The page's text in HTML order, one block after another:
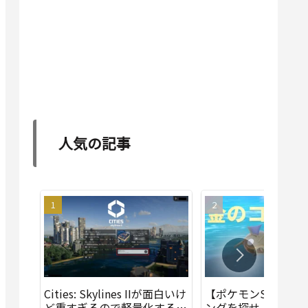
人気の記事
Cities: Skylines IIが面白いけ
【ポケモンSV】金